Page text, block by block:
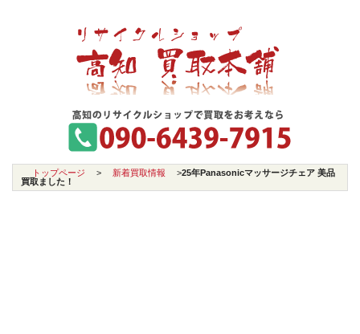
トップページ > 新着買取情報 >25年Panasonicマッサージチェア 美品
買取ました！